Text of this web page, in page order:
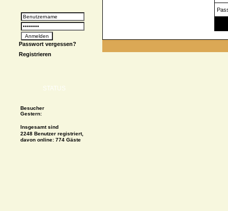
Passwort vergessen?
Registrieren
STATUS
Besucher
Gestern:
Insgesamt sind
2248 Benutzer registriert,
davon online: 774 Gäste